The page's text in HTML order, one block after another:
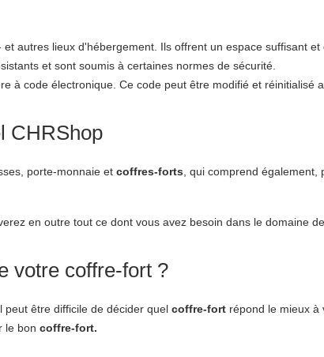
autres lieux d'hébergement. Ils offrent un espace suffisant
et sont soumis à certaines normes de sécurité.
à code électronique. Ce code peut être modifié et réinitialisé
CHRShop
porte-monnaie et coffres-forts , qui comprend
en outre tout ce dont vous avez besoin dans le domaine
votre coffre-fort ?
être difficile de décider quel coffre-fort répond le mieux à
le bon coffre-fort.